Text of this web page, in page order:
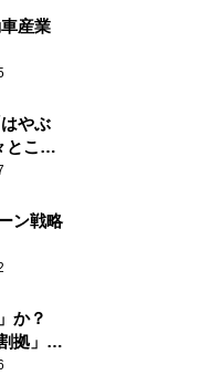
産業
やぶ
とこな
ン戦略
か？
拠」